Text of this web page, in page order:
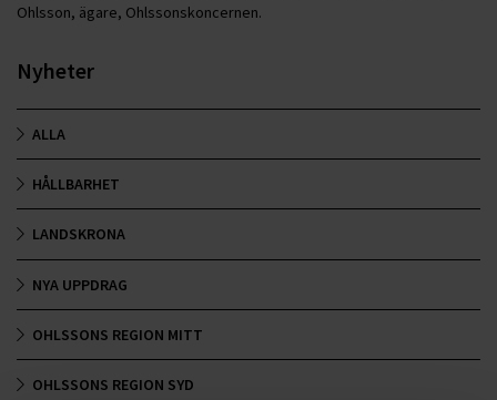
Ohlsson, ägare, Ohlssonskoncernen.
Nyheter
ALLA
HÅLLBARHET
LANDSKRONA
NYA UPPDRAG
OHLSSONS REGION MITT
OHLSSONS REGION SYD